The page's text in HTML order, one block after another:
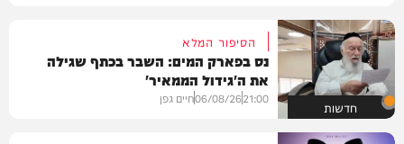
חדשות
הסיפור המלא
נס בפארק המים: השבר בכתף שגילה
את ה'גידול הממאיר'
21:00
06/08/26חיים גפן